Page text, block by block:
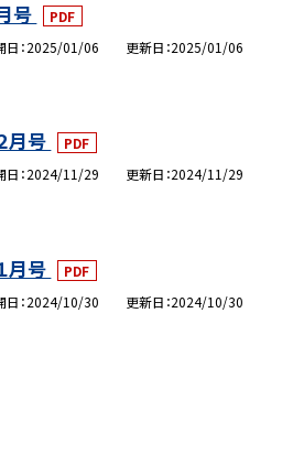
号
PDF
日 2025/01/06 更新日 2025/01/06
月号
PDF
日 2024/11/29 更新日 2024/11/29
月号
PDF
日 2024/10/30 更新日 2024/10/30